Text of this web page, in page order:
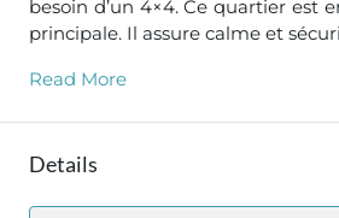
besoin d’un 4×4. Ce quartier est
principale. Il assure calme et
Read More
Details